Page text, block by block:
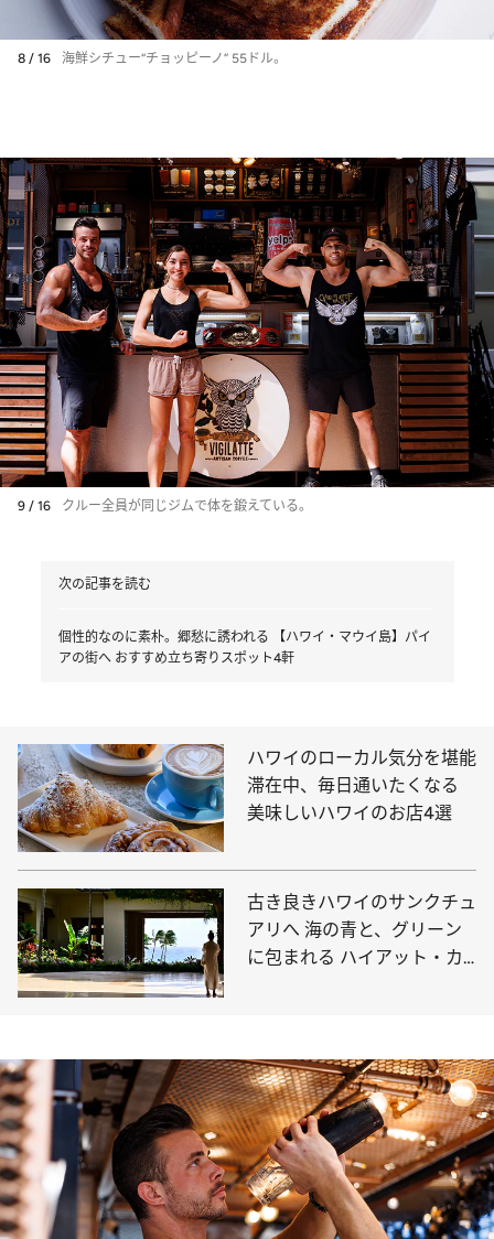
8 / 16 海鮮シチュー“チョッピーノ” 55ドル。
9 / 16 クルー全員が同じジムで体を鍛えている。
次の記事を読む
個性的なのに素朴。郷愁に誘われる 【ハワイ・マウイ島】パイ
アの街へ おすすめ立ち寄りスポット4軒
ハワイのローカル気分を堪能
滞在中、毎日通いたくなる
美味しいハワイのお店4選
古き良きハワイのサンクチュ
アリへ 海の青と、グリーン
に包まれる ハイアット・カ